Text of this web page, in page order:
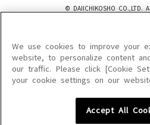
© DAIICHIKOSHO CO.,LTD.
このサイトに掲載されている一切の文章・画像
を問わず、著作権法の定める範囲を超えて無断
を禁じます。
楽曲及びコンテンツは、機種によりご利用いた
楽曲及びコンテンツの配信日、配信内容が変更
We use cookies to improve your
website, to personalize content
our traffic. Please click [Cookie
your cookie settings on our
Accept All